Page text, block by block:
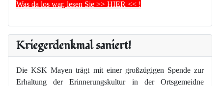
Was da los war, lesen Sie >> HIER << !
Kriegerdenkmal saniert!
Die KSK Mayen trägt mit einer großzügigen Spende zur
Erhaltung der Erinnerungskultur in der Ortsgemeidne